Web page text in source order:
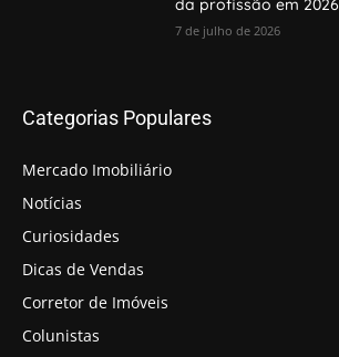
da profissão em 2026
7 de julho de 2026
Categorias Populares
Mercado Imobiliário
Notícias
Curiosidades
Dicas de Vendas
Corretor de Imóveis
Colunistas